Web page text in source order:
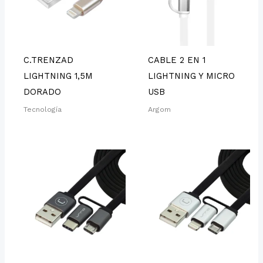
C.TRENZAD
LIGHTNING 1,5M
DORADO
Tecnología
CABLE 2 EN 1
LIGHTNING Y MICRO
USB
Argom